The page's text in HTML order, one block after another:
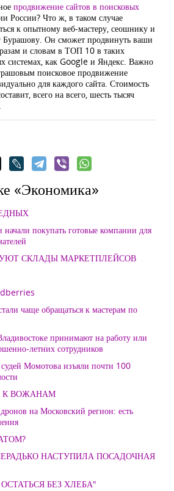
продвижение сайтов в поисковых
России? Что ж, в таком случае
к опытному веб-мастеру, сеошнику и
Бурашову. Он сможет продвинуть ваши
и словам в ТОП 10 в таких
системах, как Google и Яндекс. Важно
поисковое продвижение
для каждого сайта. Стоимость
всего на всего, шесть тысяч
«Экономика»
покупать готовые компании для
СКЛАДЫ МАРКЕТПЛЕЙСОВ
чаще обращаться к мастерам по
принимают на работу или
летних сотрудников
Момотова изъяли почти 100
К ВОЖАНАМ
на Московский регион: есть
НАСТУПИЛА ПОСАДОЧНАЯ
БЕЗ ХЛЕБА"